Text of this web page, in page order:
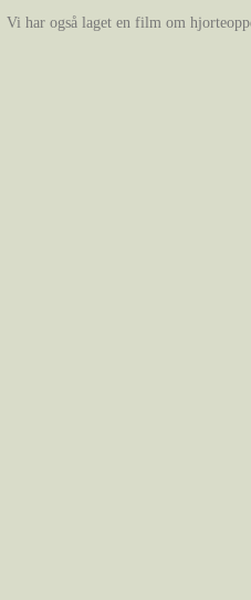
Vi har også laget en film om